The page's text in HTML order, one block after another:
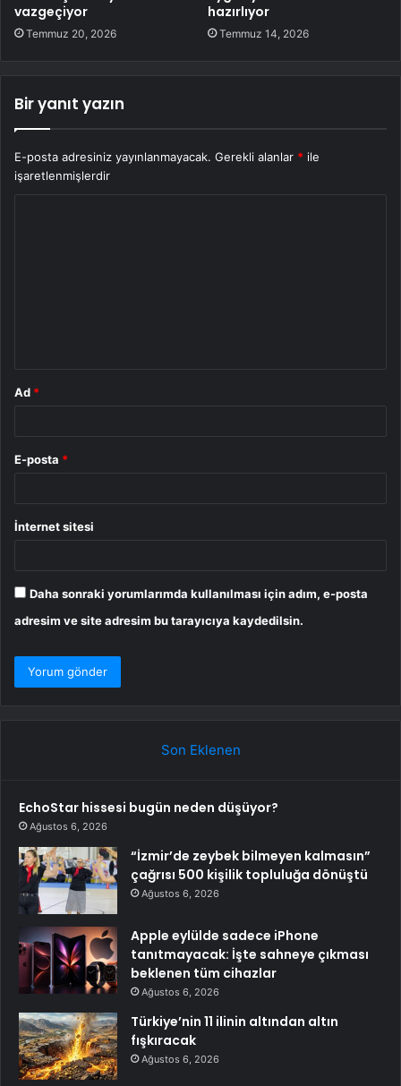
vazgeçiyor
Temmuz 20, 2026
hazırlıyor
Temmuz 14, 2026
Bir yanıt yazın
E-posta adresiniz yayınlanmayacak. Gerekli alanlar * ile
işaretlenmişlerdir
Ad *
E-posta *
İnternet sitesi
Daha sonraki yorumlarımda kullanılması için adım, e-posta
adresim ve site adresim bu tarayıcıya kaydedilsin.
Son Eklenen
EchoStar hissesi bugün neden düşüyor?
Ağustos 6, 2026
“İzmir’de zeybek bilmeyen kalmasın”
çağrısı 500 kişilik topluluğa dönüştü
Ağustos 6, 2026
Apple eylülde sadece iPhone
tanıtmayacak: İşte sahneye çıkması
beklenen tüm cihazlar
Ağustos 6, 2026
Türkiye’nin 11 ilinin altından altın
fışkıracak
Ağustos 6, 2026